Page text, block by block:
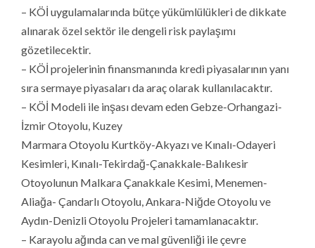
– KÖİ uygulamalarında bütçe yükümlülükleri de dikkate
alınarak özel sektör ile dengeli risk paylaşımı
gözetilecektir.
– KÖİ projelerinin finansmanında kredi piyasalarının yanı
sıra sermaye piyasaları da araç olarak kullanılacaktır.
– KÖİ Modeli ile inşası devam eden Gebze-Orhangazi-
İzmir Otoyolu, Kuzey
Marmara Otoyolu Kurtköy-Akyazı ve Kınalı-Odayeri
Kesimleri, Kınalı-Tekirdağ-Çanakkale-Balıkesir
Otoyolunun Malkara Çanakkale Kesimi, Menemen-
Aliağa- Çandarlı Otoyolu, Ankara-Niğde Otoyolu ve
Aydın-Denizli Otoyolu Projeleri tamamlanacaktır.
– Karayolu ağında can ve mal güvenliği ile çevre